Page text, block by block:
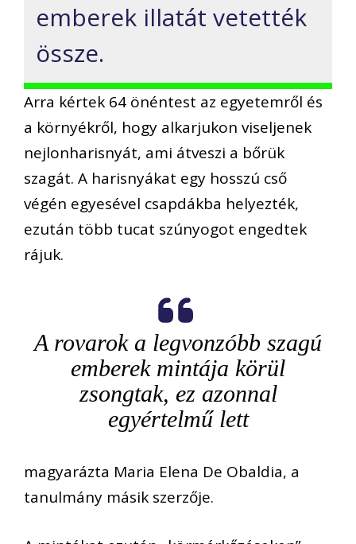
emberek illatát vetették
össze.
Arra kértek 64 önéntest az egyetemről és
a környékről, hogy alkarjukon viseljenek
nejlonharisnyát, ami átveszi a bőrük
szagát. A harisnyákat egy hosszú cső
végén egyesével csapdákba helyezték,
ezután több tucat szúnyogot engedtek
rájuk.
A rovarok a legvonzóbb szagú
emberek mintája körül
zsongtak, ez azonnal
egyértelmű lett
magyarázta Maria Elena De Obaldia, a
tanulmány másik szerzője.